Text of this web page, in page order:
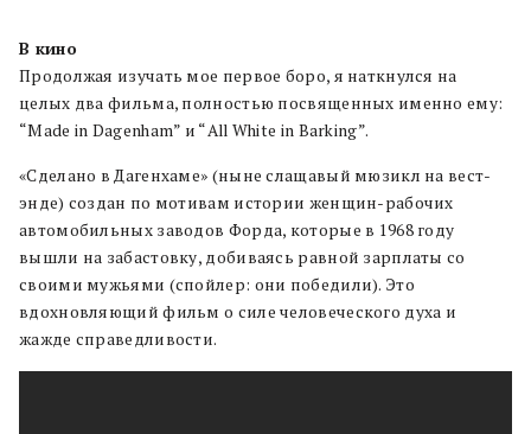
В кино
Продолжая изучать мое первое боро, я наткнулся на
целых два фильма, полностью посвященных именно ему:
“Made in Dagenham” и “All White in Barking”.
«Сделано в Дагенхаме» (ныне слащавый мюзикл на вест-
энде) создан по мотивам истории женщин-рабочих
автомобильных заводов Форда, которые в 1968 году
вышли на забастовку, добиваясь равной зарплаты со
своими мужьями (спойлер: они победили). Это
вдохновляющий фильм о силе человеческого духа и
жажде справедливости.